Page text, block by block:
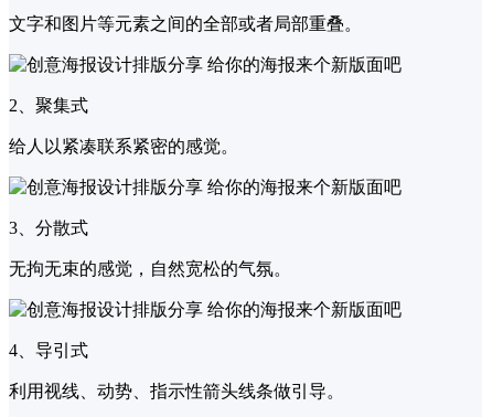
文字和图片等元素之间的全部或者局部重叠。
2、聚集式
给人以紧凑联系紧密的感觉。
3、分散式
无拘无束的感觉，自然宽松的气氛。
4、导引式
利用视线、动势、指示性箭头线条做引导。